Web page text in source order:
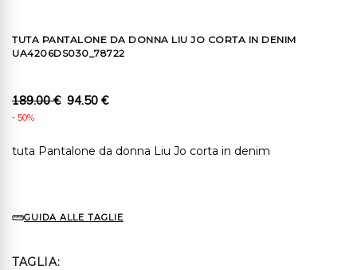
TUTA PANTALONE DA DONNA LIU JO CORTA IN DENIM
UA4206DS030_78722
189.00 € 94.50 €
- 50%
tuta Pantalone da donna Liu Jo corta in denim
GUIDA ALLE TAGLIE
TAGLIA